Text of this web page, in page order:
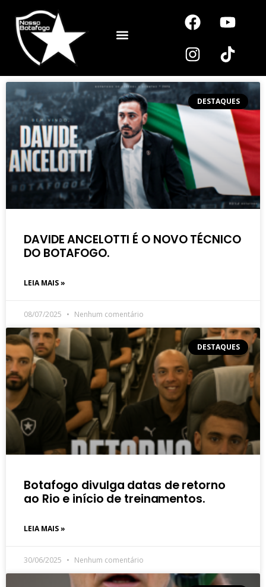
DESTAQUES
DAVIDE ANCELOTTI É O NOVO TÉCNICO
DO BOTAFOGO.
LEIA MAIS »
08/07/2025 Nenhum comentário
DESTAQUES
Botafogo divulga datas de retorno
ao Rio e início de treinamentos.
LEIA MAIS »
30/06/2025 Nenhum comentário